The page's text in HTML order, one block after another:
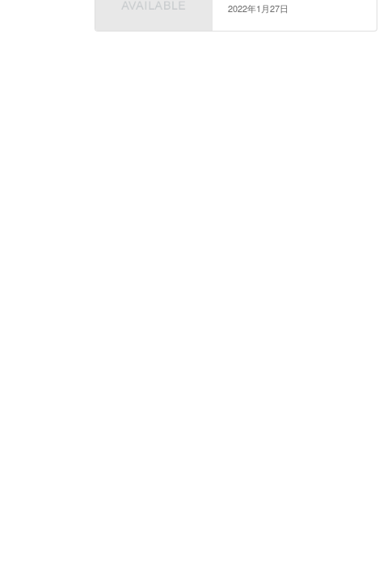
2022年1月27日